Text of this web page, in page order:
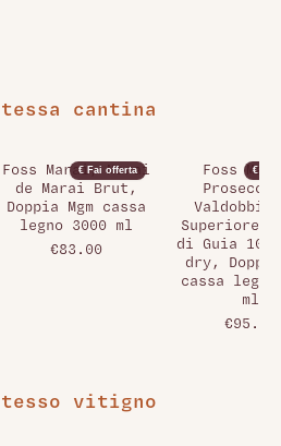
cantina
€ Fai offerta
Foss Marai, Marai
de Marai Brut,
Doppia Mgm cassa
legno 3000 ml
€83.00
€ Fai
Foss
Superiore
di Guia 109
dry, Doppia
cassa legno
ml
€95.00
vitigno